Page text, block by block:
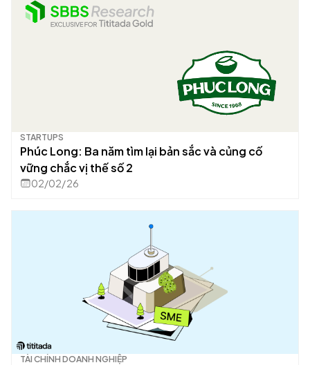
STARTUPS
Phúc Long: Ba năm tìm lại bản sắc và củng cố
vững chắc vị thế số 2
02/02/26
TÀI CHÍNH DOANH NGHIỆP